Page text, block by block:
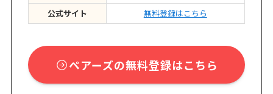
公式サイト
無料登録はこちら
ペアーズの無料登録はこちら